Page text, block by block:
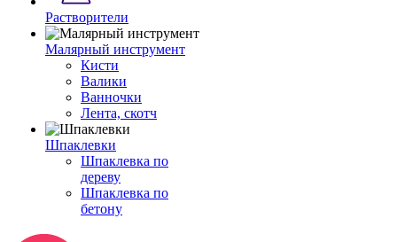
Растворители
Малярный инструмент
Кисти
Валики
Ванночки
Лента, скотч
Шпаклевки
Шпаклевка по
дереву
Шпаклевка по
бетону